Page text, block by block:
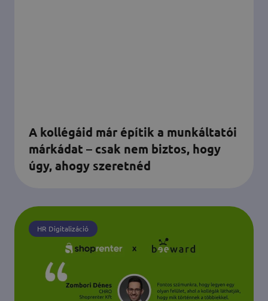
A kollégáid már építik a munkáltatói
márkádat – csak nem biztos, hogy
úgy, ahogy szeretnéd
HR Digitalizáció